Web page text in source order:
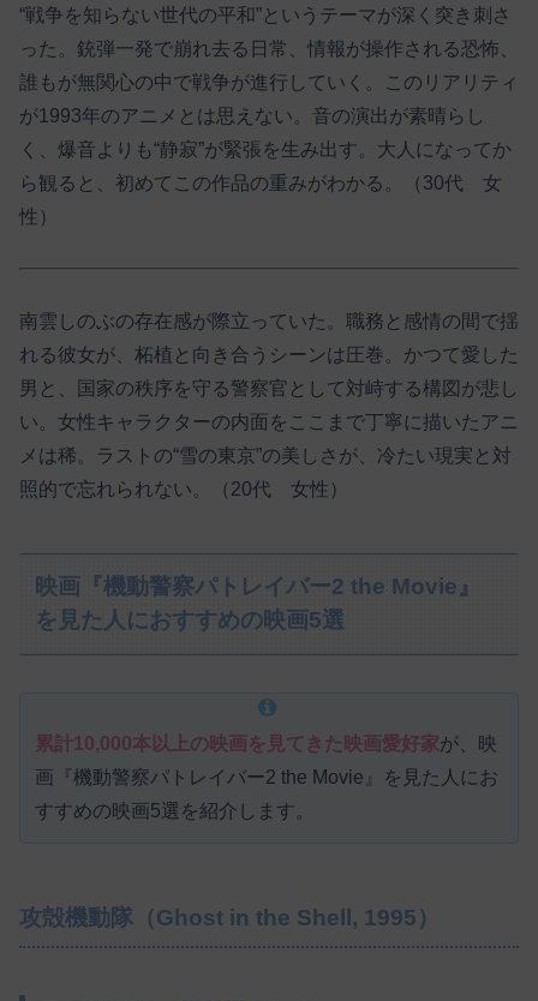
“戦争を知らない世代の平和”というテーマが深く突き刺さ
った。銃弾一発で崩れ去る日常、情報が操作される恐怖、
誰もが無関心の中で戦争が進行していく。このリアリティ
が1993年のアニメとは思えない。音の演出が素晴らし
く、爆音よりも“静寂”が緊張を生み出す。大人になってか
ら観ると、初めてこの作品の重みがわかる。（30代 女
性）
南雲しのぶの存在感が際立っていた。職務と感情の間で揺
れる彼女が、柘植と向き合うシーンは圧巻。かつて愛した
男と、国家の秩序を守る警察官として対峙する構図が悲し
い。女性キャラクターの内面をここまで丁寧に描いたアニ
メは稀。ラストの“雪の東京”の美しさが、冷たい現実と対
照的で忘れられない。（20代 女性）
映画『機動警察パトレイバー2 the Movie』
を見た人におすすめの映画5選
累計10,000本以上の映画を見てきた映画愛好家が、映
画『機動警察パトレイバー2 the Movie』を見た人にお
すすめの映画5選を紹介します。
攻殻機動隊（Ghost in the Shell, 1995）